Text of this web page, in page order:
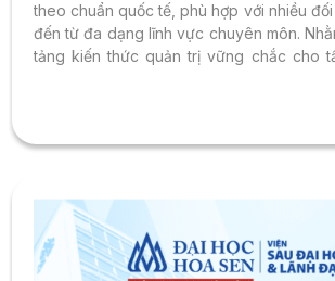
theo chuẩn quốc tế, phù hợp với nhiều
đến từ đa dạng lĩnh vực chuyên môn.
tảng kiến thức quản trị vững chắc cho
sung kiến thức dành cho những thí sinh
ngành đại học khác ngành Quản trị Dịch
hành.